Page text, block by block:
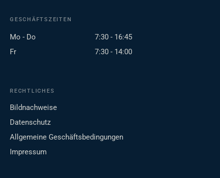
GESCHÄFTSZEITEN
Mo - Do
7:30 - 16:45
Fr
7:30 - 14:00
RECHTLICHES
Bildnachweise
Datenschutz
Allgemeine Geschäftsbedingungen
Impressum